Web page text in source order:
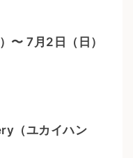
〜 7月2日（日）
（ユカイハン